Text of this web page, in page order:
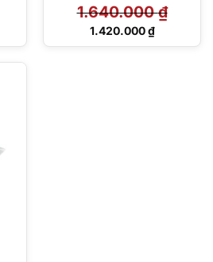
1.640.000₫
Giá
1.420.000₫
Giá